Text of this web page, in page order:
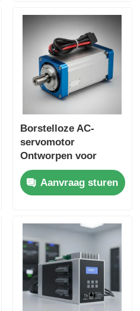
Borstelloze AC-
servomotor
Ontworpen voor
Nauwkeurige
Positionering en
Snelheidsregeling in
Productieprocessen
Aanvraag sturen